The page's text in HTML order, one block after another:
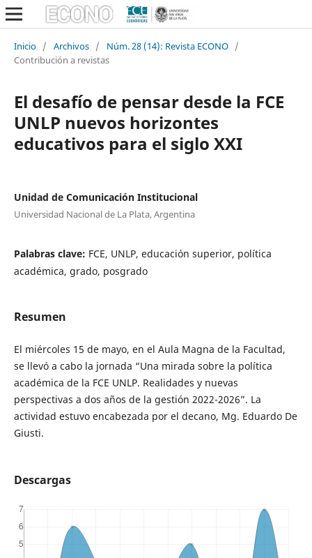
Inicio / Archivos / Núm. 28 (14): Revista ECONO /
Contribución a revistas
El desafío de pensar desde la FCE
UNLP nuevos horizontes
educativos para el siglo XXI
Unidad de Comunicación Institucional
Universidad Nacional de La Plata, Argentina
Palabras clave: FCE, UNLP, educación superior, política
académica, grado, posgrado
Resumen
El miércoles 15 de mayo, en el Aula Magna de la Facultad,
se llevó a cabo la jornada “Una mirada sobre la política
académica de la FCE UNLP. Realidades y nuevas
perspectivas a dos años de la gestión 2022-2026”. La
actividad estuvo encabezada por el decano, Mg. Eduardo De
Giusti.
Descargas